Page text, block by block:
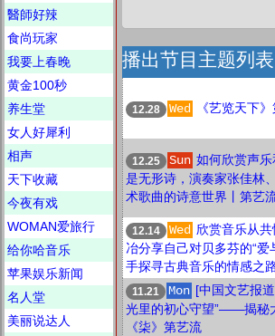
醫師好辣
食尚玩家
我要上春晚
黄金100秒
养生堂
女人好犀利
相声
天下收藏
今夜有戏
WOMAN爱旅行
给你哈音乐
苹果娱乐新闻
名人堂
美丽说达人
播出节目主题列表
12.28 Wed 《艺览天下
12.25 Sun 如何欣赏声
是无形诗，演奏家张佳林
术歌曲的诗意世界丨第艺
12.14 Wed 欣赏音乐从
冶分享自己对贝多芬的“
手探寻古典音乐的情感之
11.21 Mon [中国文艺报
光里的初心守望”——揭秘
《柒》第艺流